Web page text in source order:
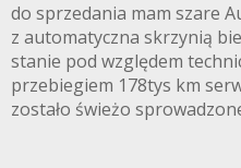
do sprzedania mam szare
z automatyczna skrzynią
stanie pod względem
przebiegiem 178tys km
zostało świeżo